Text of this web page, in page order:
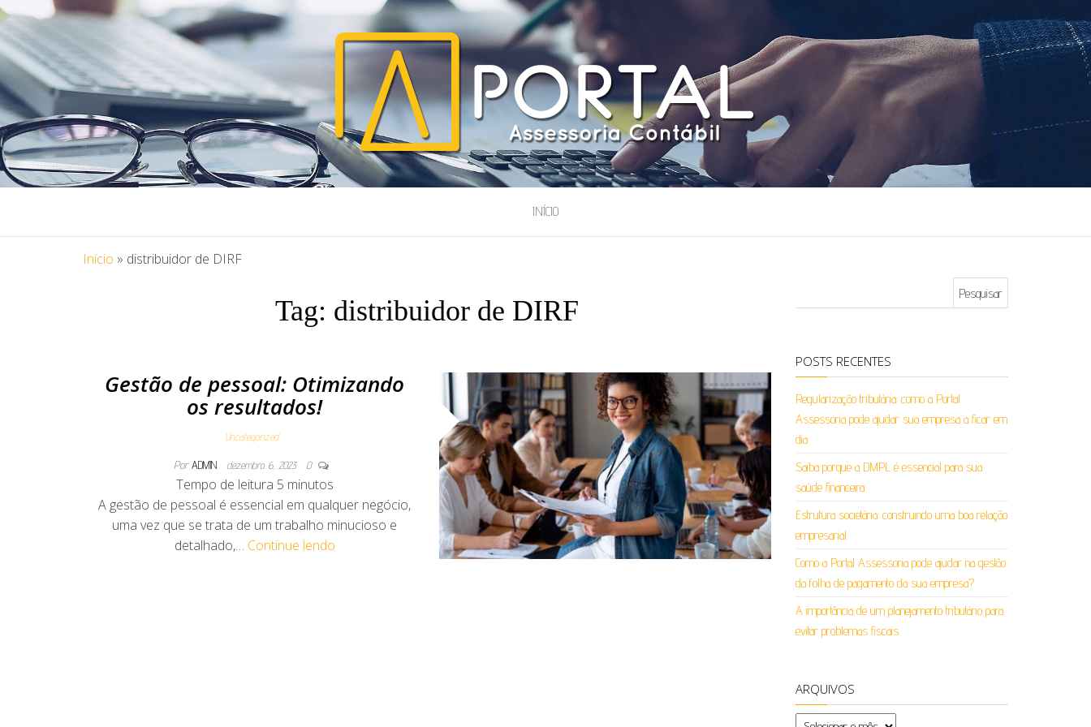
PORTAL ASSESSORIA
Blog Portal Assessoria
INÍCIO
Início » distribuidor de DIRF
Tag: distribuidor de DIRF
Gestão de pessoal: Otimizando
os resultados!
Uncategorized
Por ADMIN dezembro 6, 2023 0
Tempo de leitura 5 minutos
A gestão de pessoal é essencial em qualquer negócio,
uma vez que se trata de um trabalho minucioso e
detalhado,… Continue lendo
POSTS RECENTES
Regularização tributária: como a Portal
Assessoria pode ajudar sua empresa a ficar em
dia
Saiba porque a DMPL é essencial para sua
saúde financeira
Estrutura societária: construindo uma boa relação
empresarial
Como a Portal Assessoria pode ajudar na gestão
da folha de pagamento da sua empresa?
A importância de um planejamento tributário para
evitar problemas fiscais
ARQUIVOS
Arquivos